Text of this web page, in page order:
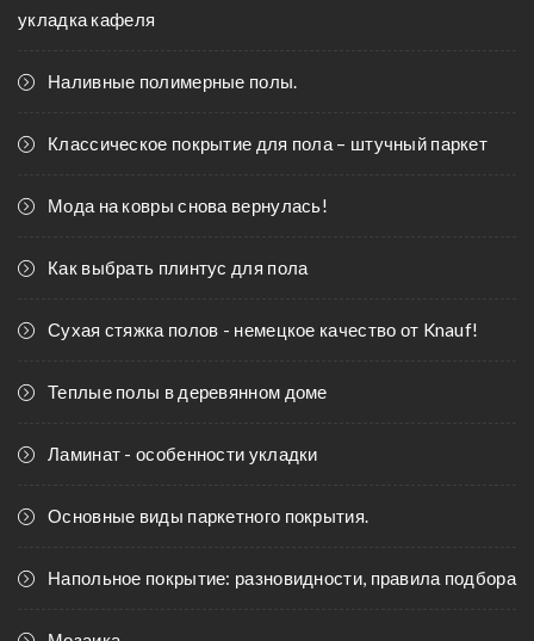
укладка кафеля
Наливные полимерные полы.
Классическое покрытие для пола – штучный паркет
Мода на ковры снова вернулась!
Как выбрать плинтус для пола
Сухая стяжка полов - немецкое качество от Knauf!
Теплые полы в деревянном доме
Ламинат - особенности укладки
Основные виды паркетного покрытия.
Напольное покрытие: разновидности, правила подбора